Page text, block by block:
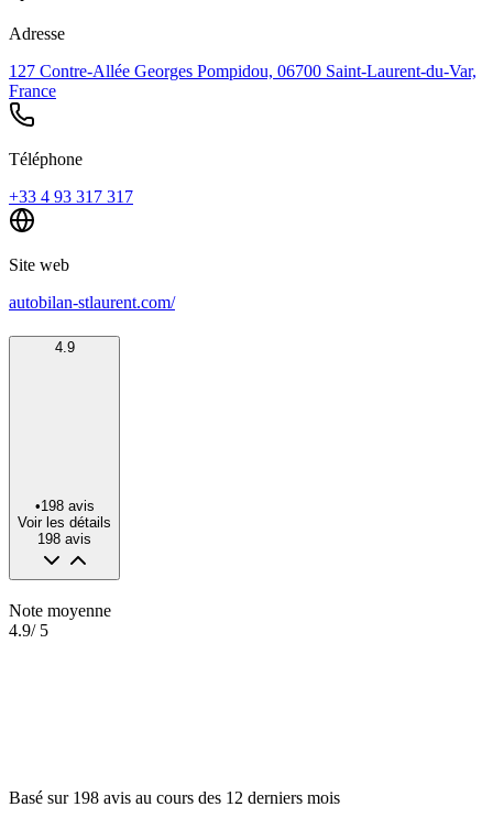
Adresse
127 Contre-Allée Georges Pompidou, 06700 Saint-Laurent-du-Var,
France
Téléphone
+33 4 93 317 317
Site web
autobilan-stlaurent.com/
4.9
•198 avis
Voir les détails
198 avis
Note moyenne
4.9/ 5
Basé sur 198 avis au cours des 12 derniers mois